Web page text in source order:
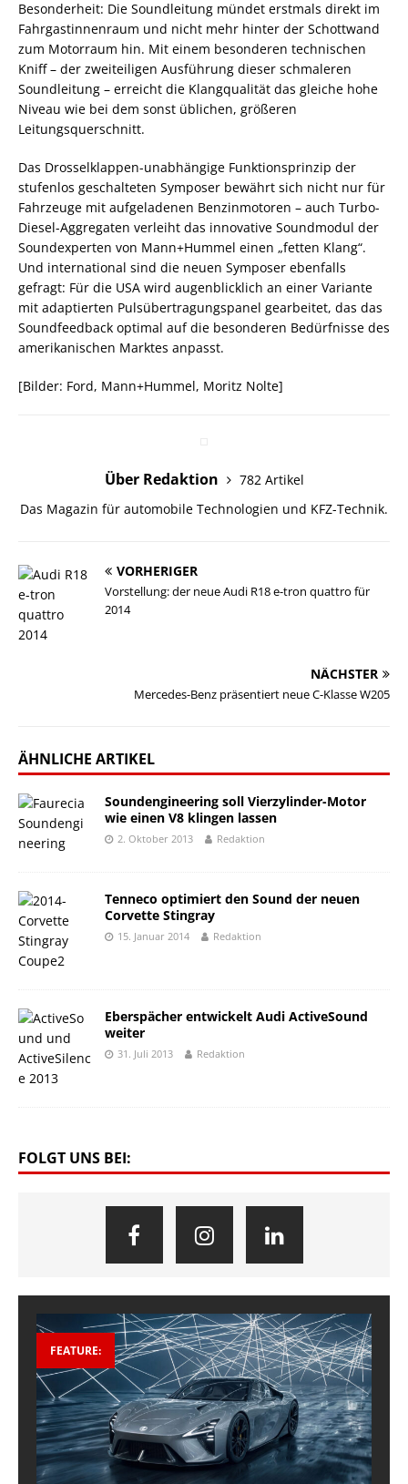
Besonderheit: Die Soundleitung mündet erstmals direkt im
Fahrgastinnenraum und nicht mehr hinter der Schottwand
zum Motorraum hin. Mit einem besonderen technischen
Kniff – der zweiteiligen Ausführung dieser schmaleren
Soundleitung – erreicht die Klangqualität das gleiche hohe
Niveau wie bei dem sonst üblichen, größeren
Leitungsquerschnitt.
Das Drosselklappen-unabhängige Funktionsprinzip der
stufenlos geschalteten Symposer bewährt sich nicht nur für
Fahrzeuge mit aufgeladenen Benzinmotoren – auch Turbo-
Diesel-Aggregaten verleiht das innovative Soundmodul der
Soundexperten von Mann+Hummel einen „fetten Klang“.
Und international sind die neuen Symposer ebenfalls
gefragt: Für die USA wird augenblicklich an einer Variante
mit adaptierten Pulsübertragungspanel gearbeitet, das das
Soundfeedback optimal auf die besonderen Bedürfnisse des
amerikanischen Marktes anpasst.
[Bilder: Ford, Mann+Hummel, Moritz Nolte]
Über Redaktion
782 Artikel
Das Magazin für automobile Technologien und KFZ-Technik.
VORHERIGER
Vorstellung: der neue Audi R18 e-tron quattro für
2014
NÄCHSTER
Mercedes-Benz präsentiert neue C-Klasse W205
ÄHNLICHE ARTIKEL
Soundengineering soll Vierzylinder-Motor
wie einen V8 klingen lassen
2. Oktober 2013 Redaktion
Tenneco optimiert den Sound der neuen
Corvette Stingray
15. Januar 2014 Redaktion
Eberspächer entwickelt Audi ActiveSound
weiter
31. Juli 2013 Redaktion
FOLGT UNS BEI:
FEATURE: